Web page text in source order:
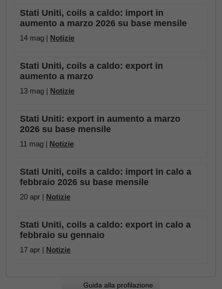
Stati Uniti, coils a caldo: import in
aumento a marzo 2026 su base mensile
14 mag | Notizie
Stati Uniti, coils a caldo: export in
aumento a marzo
13 mag | Notizie
Stati Uniti: export in aumento a marzo
2026 su base mensile
11 mag | Notizie
Stati Uniti, coils a caldo: import in calo a
febbraio 2026 su base mensile
20 apr | Notizie
Stati Uniti, coils a caldo: export in calo a
febbraio su gennaio
17 apr | Notizie
Guida alla profilazione